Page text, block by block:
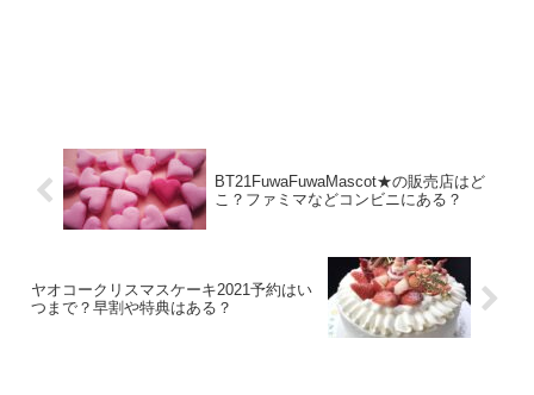
BT21FuwaFuwaMascot★の販売店はど
こ？ファミマなどコンビニにある？
ヤオコークリスマスケーキ2021予約はい
つまで？早割や特典はある？